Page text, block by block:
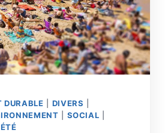
DURABLE DIVERS
SOCIAL